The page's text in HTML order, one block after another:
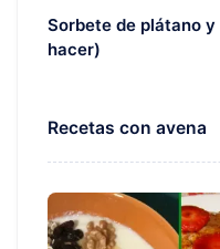
Sorbete de plátano
hacer)
Recetas con avena